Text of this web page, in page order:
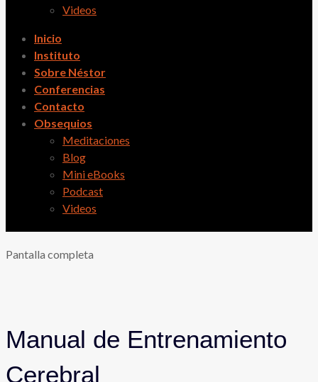
Videos
Inicio
Instituto
Sobre Néstor
Conferencias
Contacto
Obsequios
Meditaciones
Blog
Mini eBooks
Podcast
Videos
Pantalla completa
Manual de Entrenamiento
Cerebral